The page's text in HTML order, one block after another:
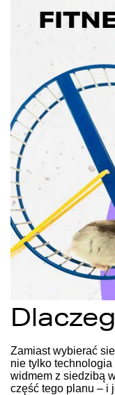
Zamiast wybierać
nie tylko
widmem z siedzibą
część tego planu – i